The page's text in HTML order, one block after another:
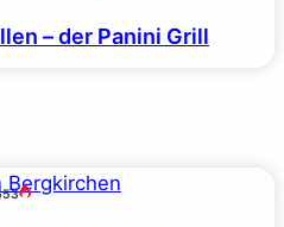
– der Panini Grill